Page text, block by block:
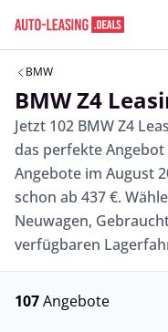
BMW
BMW Z4
Jetzt 102 BMW Z4
das perfekte
Angebote im August
schon ab 437 €.
Neuwagen,
verfügbaren
107Angebote